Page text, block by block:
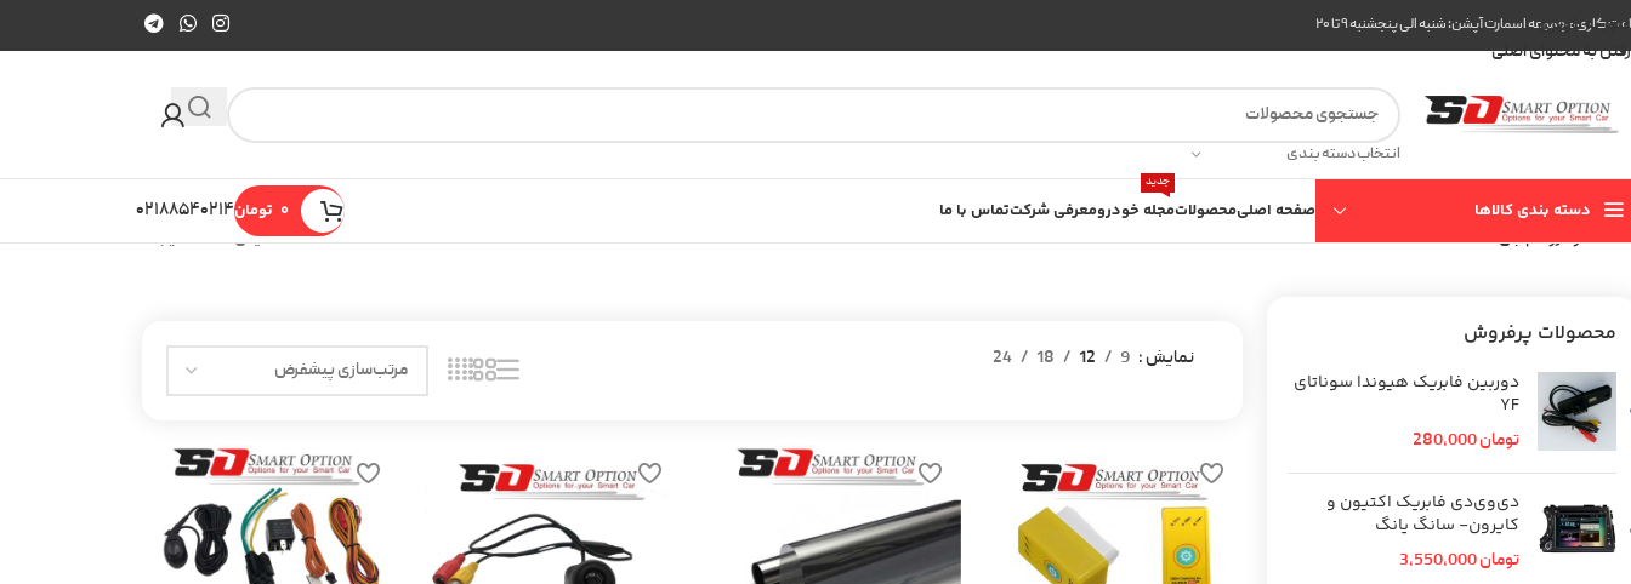
عبور به ناوبری
رفتن به محتوای اصلی
کاری مجموعه اسمارت آپشن: شنبه الی پنجشنبه ۹ تا ۲۰
انتخاب دسته بندی
دسته بندی کالاها صفحه اصلیمحصولاتمجله خودرو
جدید
معرفی شرکتتماس با ما تومان۰۲۱۸۸۵۴۰۲۱۴
خانه خودرو ام جی 350 نمایش همه 9 نتیجه
محصولات پرفروش
دوربین فابریک هیوندا سوناتای
YF
تومان
دی‌وی‌دی فابریک اکتیون و
کایرون- سانگ یانگ
تومان
نمایش 9
12
18
24